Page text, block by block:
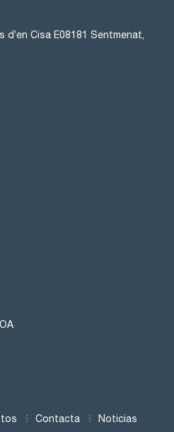
d’en Cisa E08181 Sentmenat,
Contacta Noticias